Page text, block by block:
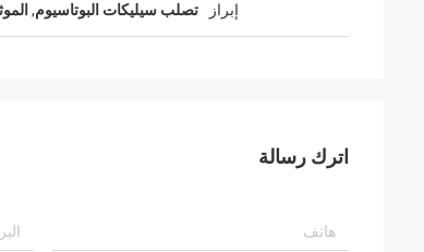
إبراز تصلب سيليكات البوتاسيوم,
اترك رسالة